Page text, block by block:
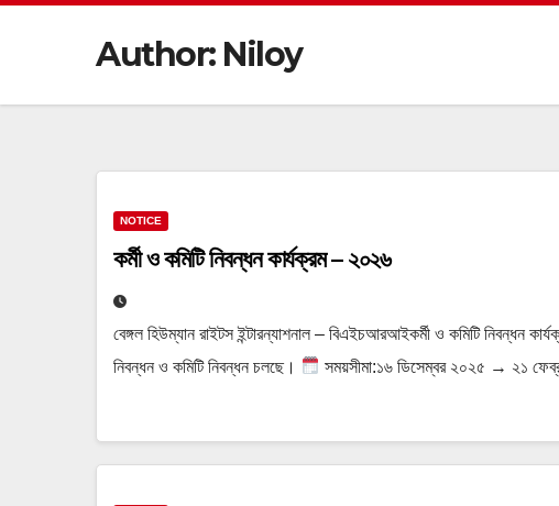
Author: Niloy
NOTICE
কর্মী ও কমিটি নিবন্ধন কার্যক্রম – ২০২৬
বেঙ্গল হিউম্যান রাইটস ইন্টারন্যাশনাল – বিএইচআরআইকর্মী ও কমিটি নিবন্ধন
নিবন্ধন ও কমিটি নিবন্ধন চলছে।
সময়সীমা:১৬ ডিসেম্বর ২০২৫ → ২১